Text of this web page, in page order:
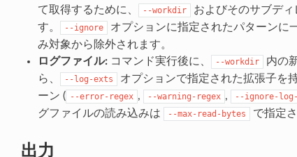
て取得するために、
--workdir
およびそのサブデ
す。
--ignore
オプションに指定されたパターンに
み対象から除外されます。
ログファイル:コマンド実行後に、 --workdir
内の
ら、
--log-exts
オプションで指定された拡張子を
ーン ( --error-regex , --warning-regex , --ignore-
グファイルの読み込みは
--max-read-bytes で指定
出力